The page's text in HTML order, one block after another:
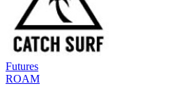
Futures
ROAM